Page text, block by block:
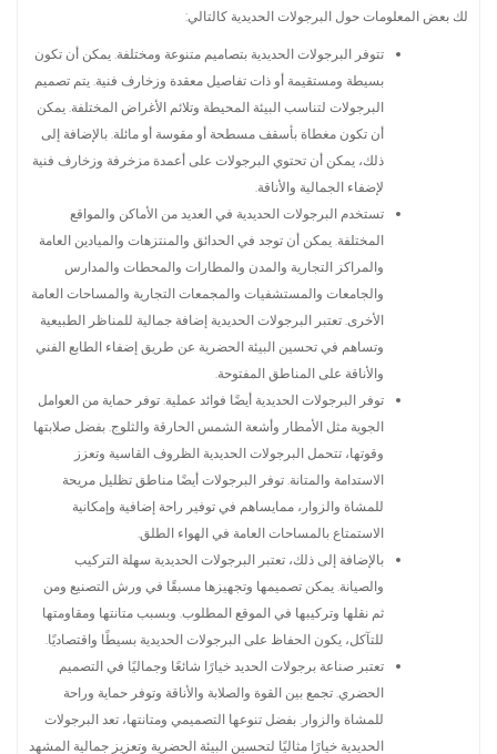
لك بعض المعلومات حول البرجولات الحديدية كالتالي:
تتوفر البرجولات الحديدية بتصاميم متنوعة ومختلفة. يمكن أن تكون
بسيطة ومستقيمة أو ذات تفاصيل معقدة وزخارف فنية. يتم تصميم
البرجولات لتناسب البيئة المحيطة وتلائم الأغراض المختلفة. يمكن
أن تكون مغطاة بأسقف مسطحة أو مقوسة أو مائلة. بالإضافة إلى
ذلك، يمكن أن تحتوي البرجولات على أعمدة مزخرفة وزخارف فنية
لإضفاء الجمالية والأناقة.
تستخدم البرجولات الحديدية في العديد من الأماكن والمواقع
المختلفة. يمكن أن توجد في الحدائق والمنتزهات والميادين العامة
والمراكز التجارية والمدن والمطارات والمحطات والمدارس
والجامعات والمستشفيات والمجمعات التجارية والمساحات العامة
الأخرى. تعتبر البرجولات الحديدية إضافة جمالية للمناظر الطبيعية
وتساهم في تحسين البيئة الحضرية عن طريق إضفاء الطابع الفني
والأناقة على المناطق المفتوحة.
توفر البرجولات الحديدية أيضًا فوائد عملية. توفر حماية من العوامل
الجوية مثل الأمطار وأشعة الشمس الحارقة والثلوج. بفضل صلابتها
وقوتها، تتحمل البرجولات الحديدية الظروف القاسية وتعزز
الاستدامة والمتانة. توفر البرجولات أيضًا مناطق تظليل مريحة
للمشاة والزوار، ممايساهم في توفير راحة إضافية وإمكانية
الاستمتاع بالمساحات العامة في الهواء الطلق.
بالإضافة إلى ذلك، تعتبر البرجولات الحديدية سهلة التركيب
والصيانة. يمكن تصميمها وتجهيزها مسبقًا في ورش التصنيع ومن
ثم نقلها وتركيبها في الموقع المطلوب. وبسبب متانتها ومقاومتها
للتآكل، يكون الحفاظ على البرجولات الحديدية بسيطًا واقتصاديًا.
تعتبر صناعة برجولات الحديد خيارًا شائعًا وجماليًا في التصميم
الحضري. تجمع بين القوة والصلابة والأناقة وتوفر حماية وراحة
للمشاة والزوار. بفضل تنوعها التصميمي ومتانتها، تعد البرجولات
الحديدية خيارًا مثاليًا لتحسين البيئة الحضرية وتعزيز جمالية المشهد